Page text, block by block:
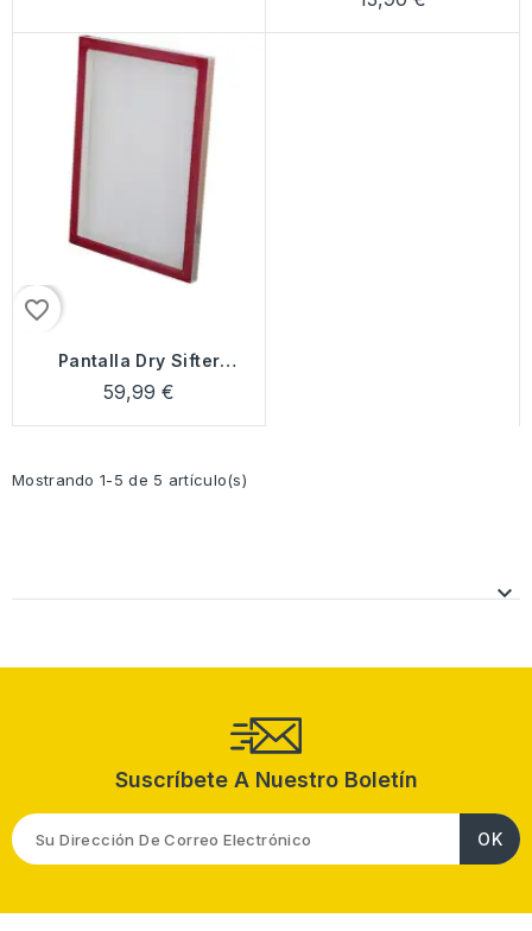
favorite_border
Pantalla Dry Sifter
60x50cm
59,99 €
Mostrando 1-5 de 5 artículo(s)

Suscríbete A Nuestro Boletín